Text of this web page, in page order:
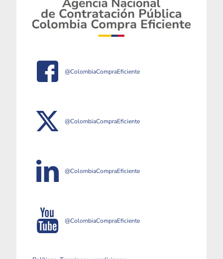
@ColombiaCompraEficiente
@ColombiaCompraEficiente
@ColombiaCompraEficiente
@ColombiaCompraEficiente